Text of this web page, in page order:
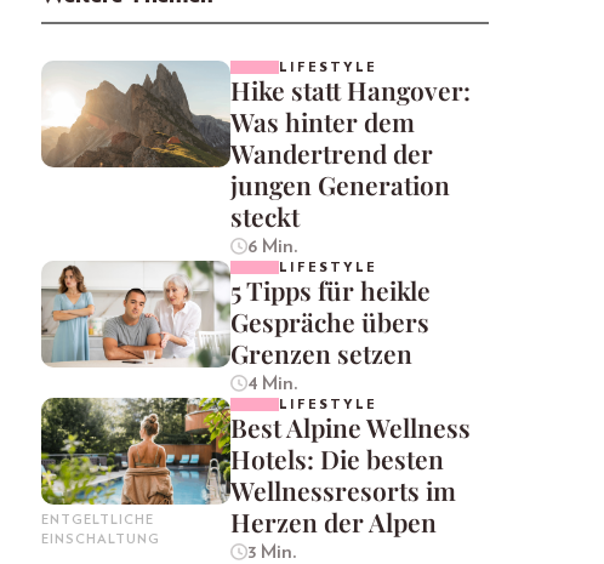
LIFESTYLE
Hike statt Hangover:
Was hinter dem
Wandertrend der
jungen Generation
steckt
6 Min.
LIFESTYLE
5 Tipps für heikle
Gespräche übers
Grenzen setzen
4 Min.
ENTGELTLICHE
EINSCHALTUNG
LIFESTYLE
Best Alpine Wellness
Hotels: Die besten
Wellnessresorts im
Herzen der Alpen
3 Min.